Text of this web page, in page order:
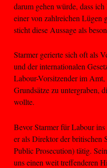
darum gehen würde, dass
einer von zahlreichen Lügen
sticht diese Aussage als
Starmer gerierte sich oft als
und der internationalen
Labour-Vorsitzender im Amt,
Grundsätze zu untergraben,
wollte.
Bevor Starmer für Labour
er als Direktor der britischen
Public Prosecution) tätig.
uns einen weit treffenderen